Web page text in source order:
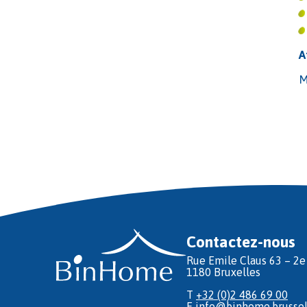
Contactez-nous
Rue Emile Claus 63 –
1180 Bruxelles
T +32 (0)2 486 69 00